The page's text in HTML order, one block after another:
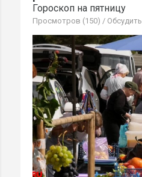
Гороскоп на пятницу
Просмотров (150) / Обсудить